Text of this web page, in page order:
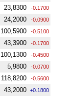
23,8300 -0.1700
24,2000 -0.0900
100,5900 -0.5100
43,3900 -0.1700
100,1300 -0.4500
5,9800 -0.0700
118,8200 -0.5600
43,2000 +0.1800